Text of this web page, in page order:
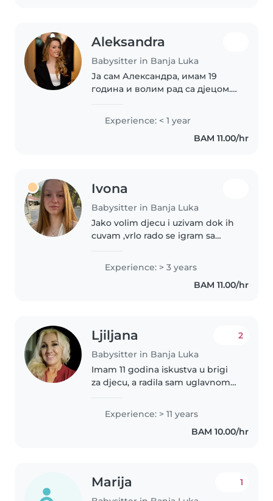
Aleksandra
Babysitter in Banja Luka
Ја сам Александра, имам 19
година и волим рад са дјецом.
стрпљива са дјецом. Пажљива
сам и трудим се да пружим
дјетету сигурност и лијепо
Experience: < 1 year
BAM 11.00/hr
Ivona
Babysitter in Banja Luka
Jako volim djecu i uzivam dok ih
cuvam ,vrlo rado se igram sa
mladjih rodjaka koje sam cuvala
po citave dane i nikad nam nije
bilo dosadno od igre jer..
Experience: > 3 years
BAM 11.00/hr
Ljiljana
Babysitter in Banja Luka
2
Imam 11 godina iskustva u brigi
za djecu, a radila sam uglavnom
diplomu i volim raditi sa djecom.
Moje djecu volim čitati, učiti
jezike, slušati glazbu i igrati..
Experience: > 11 years
BAM 10.00/hr
Marija 1